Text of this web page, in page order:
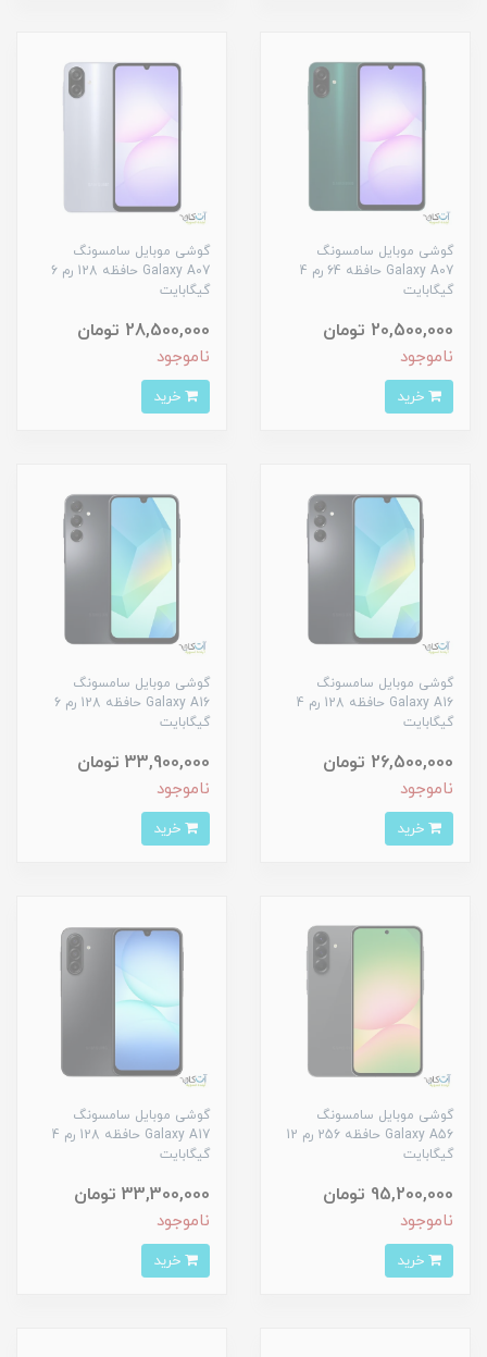
گوشی موبایل سامسونگ
Galaxy A07 حافظه 64 رم 4
گیگابایت
20,500,000 تومان
ناموجود
گوشی موبایل سامسونگ
Galaxy A07 حافظه 128 رم 6
گیگابایت
28,500,000 تومان
ناموجود
گوشی موبایل سامسونگ
Galaxy A16 حافظه 128 رم 4
گیگابایت
26,500,000 تومان
ناموجود
گوشی موبایل سامسونگ
Galaxy A16 حافظه 128 رم 6
گیگابایت
33,900,000 تومان
ناموجود
گوشی موبایل سامسونگ
Galaxy A56 حافظه 256 رم 12
گیگابایت
95,200,000 تومان
ناموجود
گوشی موبایل سامسونگ
Galaxy A17 حافظه 128 رم 4
گیگابایت
33,300,000 تومان
ناموجود